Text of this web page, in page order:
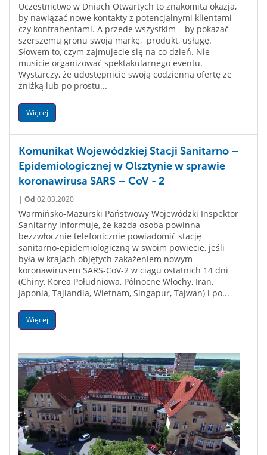
Uczestnictwo w Dniach Otwartych to znakomita okazja,
by nawiązać nowe kontakty z potencjalnymi klientami
czy kontrahentami. A przede wszystkim – by pokazać
szerszemu gronu swoją markę, produkt, usługę.
Słowem to, czym zajmujecie się na co dzień. Nie
musicie organizować spektakularnego eventu.
Wystarczy, że udostępnicie swoją codzienną ofertę ze
zniżką lub po prostu...
Więcej
Komunikat Wojewódzkiej Stacji Sanitarno –
Epidemiologicznej w Olsztynie w sprawie
koronawirusa SARS – CoV - 2
| Od 02.03.2020
Warmińsko-Mazurski Państwowy Wojewódzki Inspektor
Sanitarny informuje, że każda osoba powinna
bezzwłocznie telefonicznie powiadomić stację
sanitarno-epidemiologiczną w swoim powiecie, jeśli
była w krajach objętych zakażeniem nowym
koronawirusem SARS-CoV-2 w ciągu ostatnich 14 dni
(Chiny, Korea Południowa, Północne Włochy, Iran,
Japonia, Tajlandia, Wietnam, Singapur, Tajwan) i po...
Więcej